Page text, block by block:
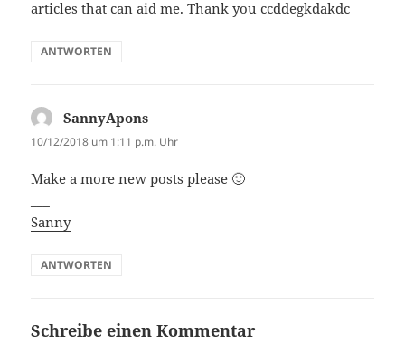
articles that can aid me. Thank you ccddegkdakdc
ANTWORTEN
SannyApons
10/12/2018 um 1:11 p.m. Uhr
Make a more new posts please 🙂
Sanny
ANTWORTEN
Schreibe einen Kommentar